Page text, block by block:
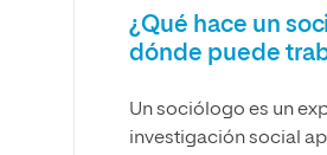
¿Qué hace un
dónde puede
Un sociólogo es un
investigación social